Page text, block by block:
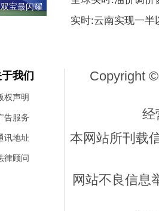
宝最闪耀
实时:云南实现一半
我们
权声明
告服务
讯地址
律顾问
Copyright
经
本网站所刊载
网站不良信息